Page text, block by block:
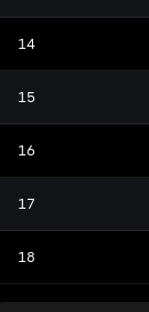
14
15
16
17
18